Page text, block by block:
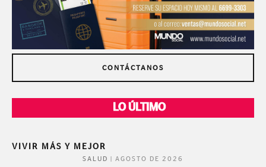
CONTÁCTANOS
LO ÚLTIMO
VIVIR MÁS Y MEJOR
SALUD AGOSTO DE 2026